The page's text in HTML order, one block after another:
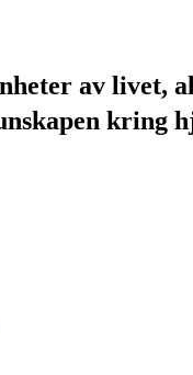
av livet,
kring